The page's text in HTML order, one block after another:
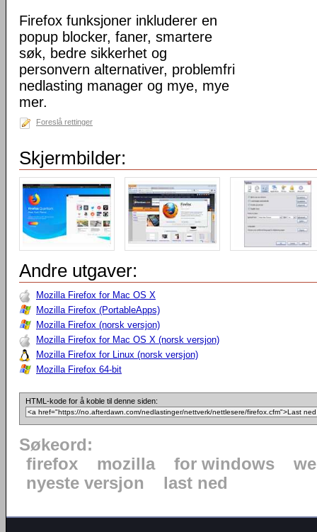
Firefox funksjoner inkluderer en
popup blocker, faner, smartere
søk, bedre sikkerhet og
personvern alternativer, problemfri
nedlasting manager og mye, mye
mer.
Foreslå rettinger
Skjermbilder:
Andre utgaver:
Mozilla Firefox for Mac OS X
Mozilla Firefox (PortableApps)
Mozilla Firefox (norsk versjon)
Mozilla Firefox for Mac OS X (norsk versjon)
Mozilla Firefox for Linux (norsk versjon)
Mozilla Firefox 64-bit
HTML-kode for å koble til denne siden:
Søkeord:
firefox
mozilla for windows
nyeste versjon
last ned